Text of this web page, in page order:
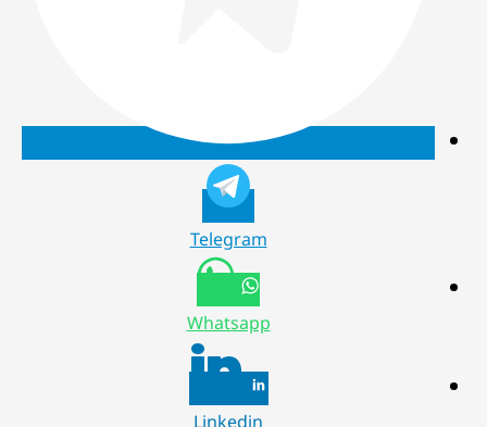
Telegram
Whatsapp